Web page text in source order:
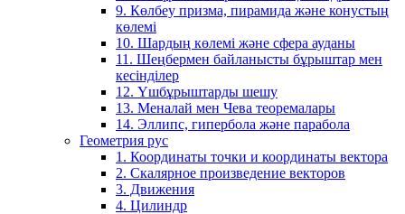
9. Көлбеу призма, пирамида және конустың
көлемі
10. Шардың көлемі және сфера ауданы
11. Шеңбермен байланысты бұрыштар мен
кесінділер
12. Үшбұрыштарды шешу
13. Меналай мен Чева теоремалары
14. Эллипс, гипербола және парабола
Геометрия рус
1. Координаты точки и координаты вектора
2. Скалярное произведение векторов
3. Движения
4. Цилиндр